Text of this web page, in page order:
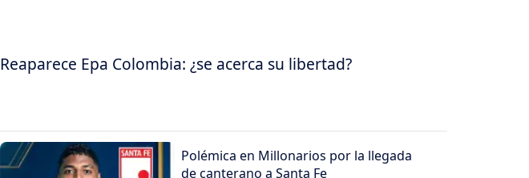
Reaparece Epa Colombia: ¿se acerca su libertad?
Polémica en Millonarios por la llegada
de canterano a Santa Fe